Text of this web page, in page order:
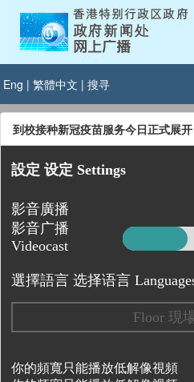
Eng | 繁體中文 | 搜寻
到校接种新冠疫苗服务今日正式展开